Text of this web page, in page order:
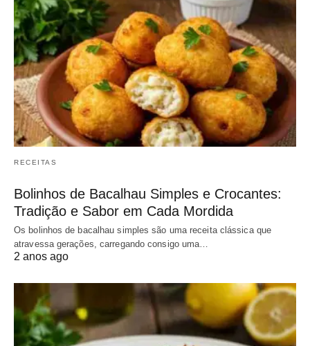
RECEITAS
Bolinhos de Bacalhau Simples e Crocantes:
Tradição e Sabor em Cada Mordida
Os bolinhos de bacalhau simples são uma receita clássica que
atravessa gerações, carregando consigo uma…
2 anos ago